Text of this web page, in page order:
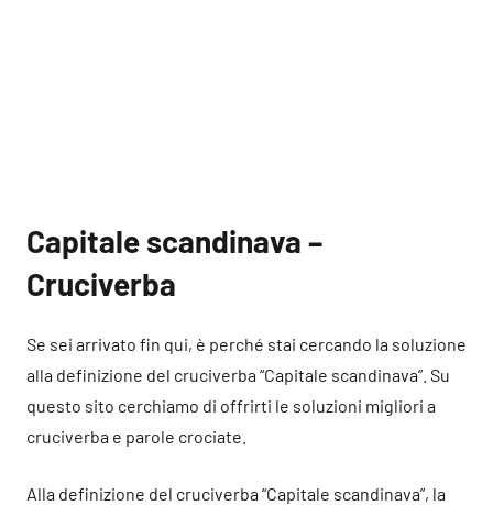
Capitale scandinava –
Cruciverba
Se sei arrivato fin qui, è perché stai cercando la soluzione
alla definizione del cruciverba “Capitale scandinava”. Su
questo sito cerchiamo di offrirti le soluzioni migliori a
cruciverba e parole crociate.
Alla definizione del cruciverba “Capitale scandinava”, la